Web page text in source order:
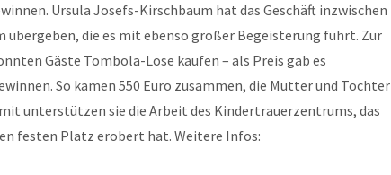
Ursula Josefs-Kirschbaum hat das Geschäft inzwischen
übergeben, die es mit ebenso großer Begeisterung führt. Zur
Gäste Tombola-Lose kaufen – als Preis gab es
So kamen 550 Euro zusammen, die Mutter und Tochter
unterstützen sie die Arbeit des Kindertrauerzentrums, das
festen Platz erobert hat. Weitere Infos: